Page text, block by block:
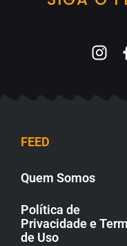
FEED
Quem Somos
Política de
Privacidade e
de Uso